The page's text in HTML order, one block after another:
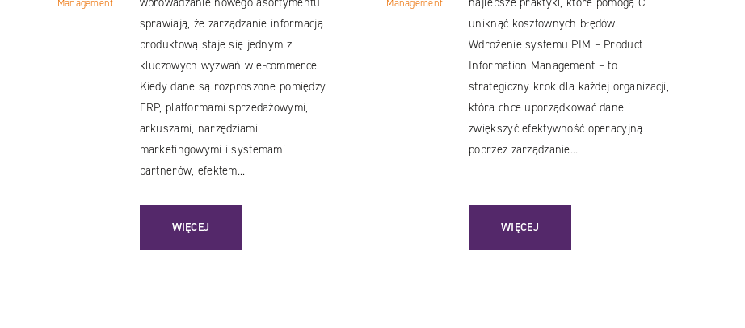
Management
sprawiają, że zarządzanie informacją
produktową staje się jednym z
kluczowych wyzwań w e-commerce.
Kiedy dane są rozproszone pomiędzy
ERP, platformami sprzedażowymi,
arkuszami, narzędziami
marketingowymi i systemami
partnerów, efektem...
WIĘCEJ
: SYSTEM PIM W E-COMMERCE. CO TO JEST I JAKI WYBRAĆ W 2026?
Management
uniknąć kosztownych błędów.
Wdrożenie systemu PIM – Product
Information Management – to
strategiczny krok dla każdej organizacji,
która chce uporządkować dane i
zwiększyć efektywność operacyjną
poprzez zarządzanie...
WIĘCEJ
: JAK WDROŻYĆ SYSTEM PIM? ZACZNIJ OD RFP